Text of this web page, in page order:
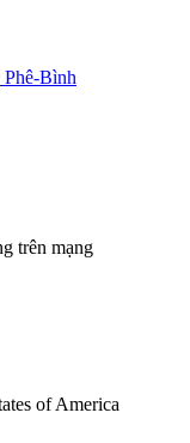
Bình
trên mạng
of America